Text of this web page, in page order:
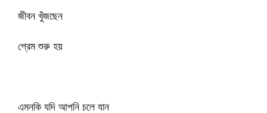
জীবন খুঁজছেন
প্রেম শুরু হয়
এমনকি যদি আপনি চলে যান